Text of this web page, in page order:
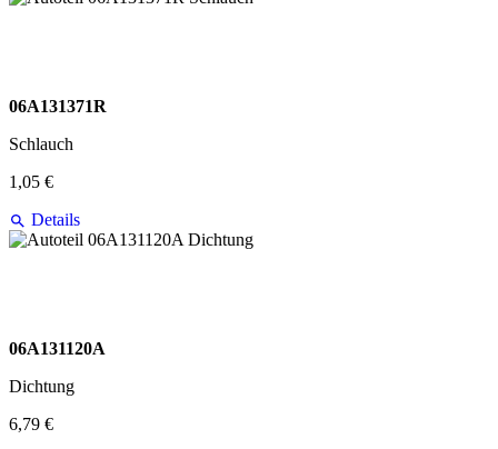
06A131371R
Schlauch
1,05 €
Details
06A131120A
Dichtung
6,79 €